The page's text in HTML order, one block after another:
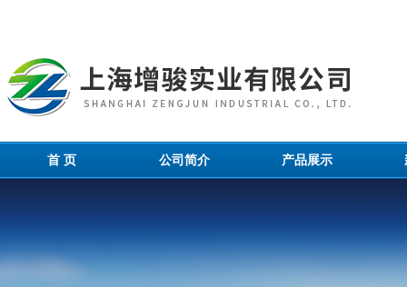
首 页 公司简介 产品展示